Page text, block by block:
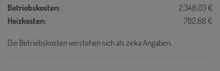
Betriebskosten:
2.348,03 €
Heizkosten:
782,68 €
Die Betriebskosten verstehen sich als zirka Angaben.